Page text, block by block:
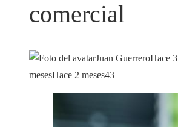
comercial
Juan GuerreroHace 3
mesesHace 2 meses43